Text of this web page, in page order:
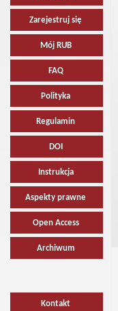
Zarejestruj się
Mój RUB
FAQ
Polityka
Regulamin
DOI
Instrukcja
Aspekty prawne
Open Access
Archiwum
Kontakt